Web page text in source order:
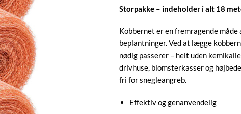
Storpakke – indeholder i alt 18
Kobbernet er en fremragende
beplantninger. Ved at lægge
nødig passerer – helt uden
drivhuse, blomsterkasser og
fri for snegleangreb.
Effektiv og genanvendelig